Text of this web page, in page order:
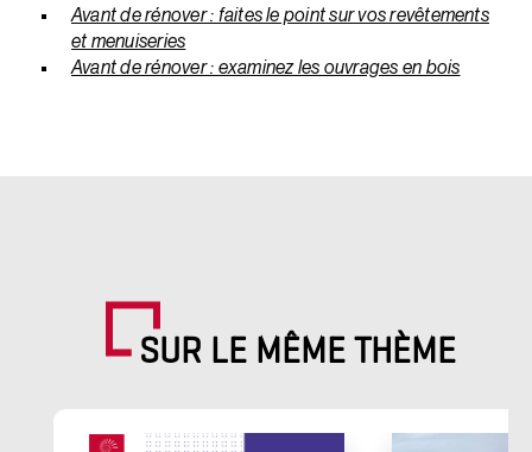
Avant de rénover : faites le point sur vos revêtements
et menuiseries
Avant de rénover : examinez les ouvrages en bois
SUR LE MÊME THÈME